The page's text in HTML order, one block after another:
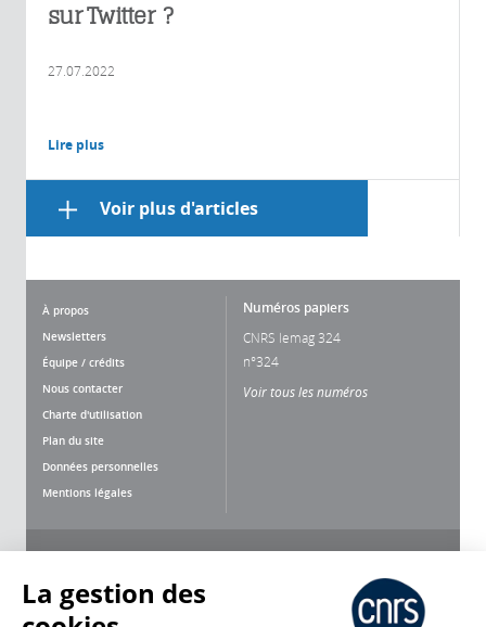
sur Twitter ?
27.07.2022
Lire plus
Voir plus d'articles
À propos
Newsletters
Équipe / crédits
Nous contacter
Charte d'utilisation
Plan du site
Données personnelles
Mentions légales
Numéros papiers
CNRS lemag 324
n°324
Voir tous les numéros
La gestion des